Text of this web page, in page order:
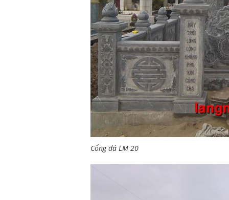
Cổng đá LM 20